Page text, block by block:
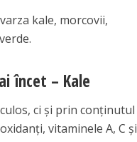
kale, morcovii,
încet – Kale
ci și prin conținutul
vitaminele A, C și